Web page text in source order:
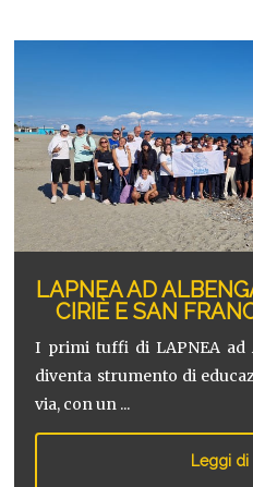
LAPNEA AD
CIRIÈ E SAN
I primi tuffi di LAPNEA ad
diventa strumento di
via, con un ...
Leggi di